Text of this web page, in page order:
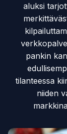
aluksi
pankin
tilanteessa
niiden